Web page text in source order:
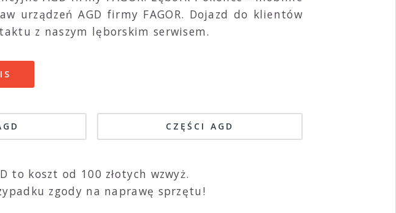
urządzeń AGD firmy FAGOR. Dojazd do klientów
z naszym lęborskim serwisem.
CZĘŚCI AGD
to koszt od 100 złotych wzwyż.
zgody na naprawę sprzętu!